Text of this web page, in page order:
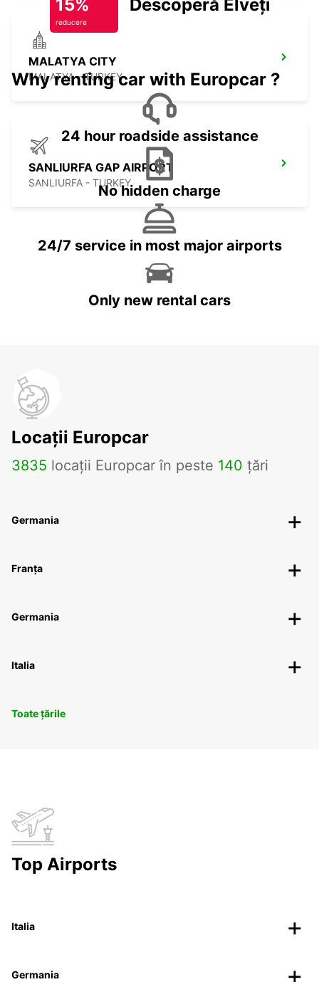
MALATYA CITY
MALATYA - TURKEY
SANLIURFA GAP AIRPORT
SANLIURFA - TURKEY
15%
reducere
Descoperă Elveția
Why renting car with Europcar ?
24 hour roadside assistance
No hidden charge
24/7 service in most major airports
Only new rental cars
Locații Europcar
3835 locații Europcar în peste 140 țări
Germania
Franța
Germania
Italia
Toate țările
Top Airports
Italia
Germania